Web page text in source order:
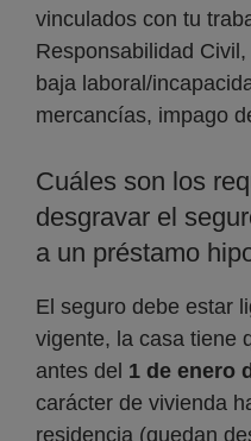
vinculados con tu
Responsabilidad
baja laboral/
mercancías, impago
Cuáles son los
desgravar el
a un préstamo
El seguro debe estar
vigente, la casa tiene
antes del 1 de enero
carácter de vivienda
residencia (quedan